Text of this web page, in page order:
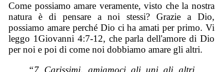
Come possiamo amare veramente, visto che la nostra
natura è di pensare a noi stessi? Grazie a Dio,
possiamo amare perché Dio ci ha amati per primo. Vi
leggo 1Giovanni 4:7-12, che parla dell'amore di Dio
per noi e poi di come noi dobbiamo amare gli altri.
“7 Carissimi, amiamoci gli uni gli altri